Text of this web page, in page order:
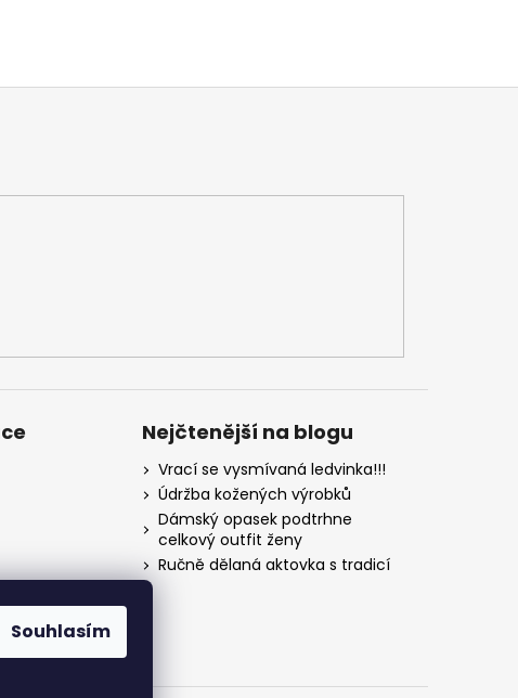
Souhlasím
Nejčtenější na blogu
Vrací se vysmívaná ledvinka!!!
Údržba kožených výrobků
Dámský opasek podtrhne
celkový outfit ženy
Ručně dělaná aktovka s tradicí